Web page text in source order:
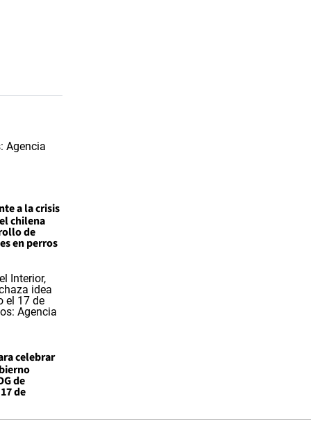
a la crisis
chilena
de
en perros
celebrar
de
de